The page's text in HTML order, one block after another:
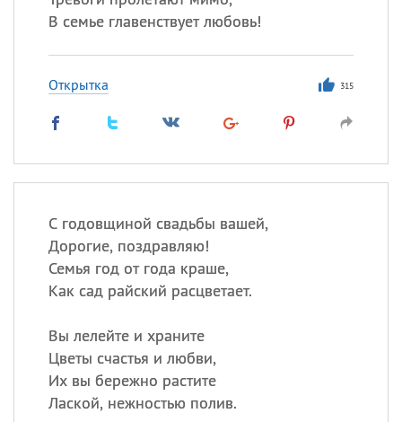
В семье главенствует любовь!
Открытка 315
С годовщиной свадьбы вашей,
Дорогие, поздравляю!
Семья год от года краше,
Как сад райский расцветает.
Вы лелейте и храните
Цветы счастья и любви,
Их вы бережно растите
Лаской, нежностью полив.